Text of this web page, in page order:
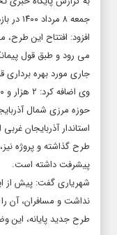
جمعه ۸
افزود: افتتاح این طرح،
می رود و طبق قول
جاری مورد بهره برداری
حوزه مرزی شمال
استاندار آذربایجان
طرح گذاشته و پروژه
پیشرفت داشته است.
شهریاری گفت: پیش از
نداشت و مسافران، آن
طرح جدید پایانه، این